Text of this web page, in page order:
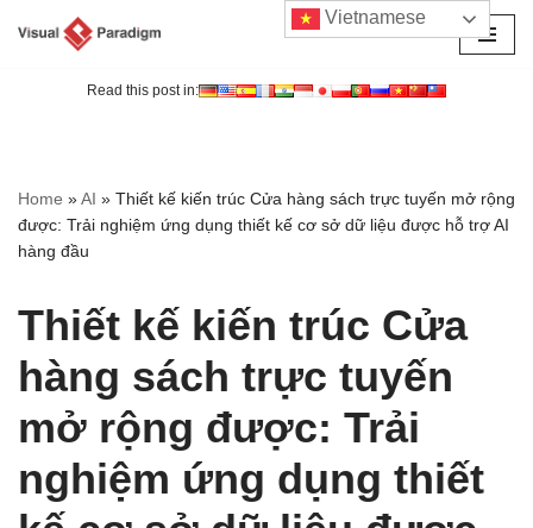
Read this post in:
Home »AI » Thiết kế kiến trúc Cửa hàng sách trực tuyến mở rộng
được: Trải nghiệm ứng dụng thiết kế cơ sở dữ liệu được hỗ trợ AI
hàng đầu
Thiết kế kiến trúc Cửa
hàng sách trực tuyến
mở rộng được: Trải
nghiệm ứng dụng thiết
Vietnamese